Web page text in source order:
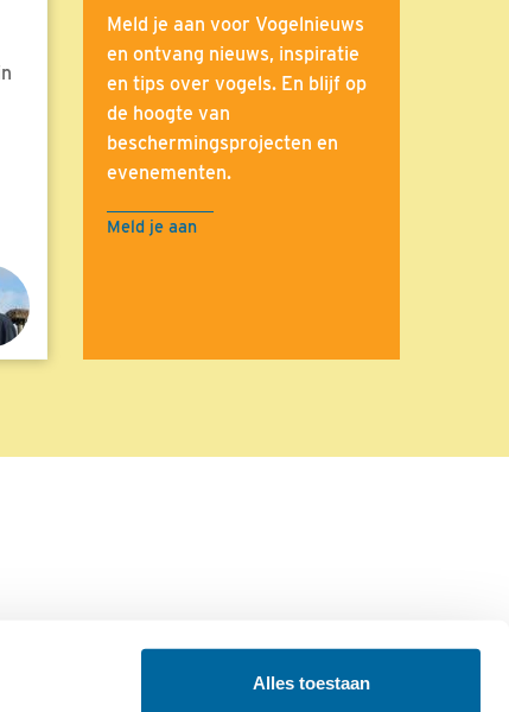
Alles toestaan
Meld je aan voor Vogelnieuws
en ontvang nieuws, inspiratie
en tips over vogels. En blijf op
de hoogte van
beschermingsprojecten en
evenementen.
Meld je aan